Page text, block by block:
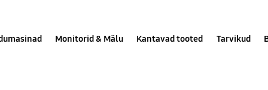
Monitorid & Mälu Kantavad tooted Tarvikud